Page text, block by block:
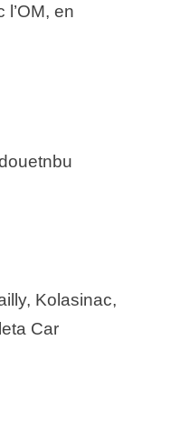
en
Kolasinac,
Car